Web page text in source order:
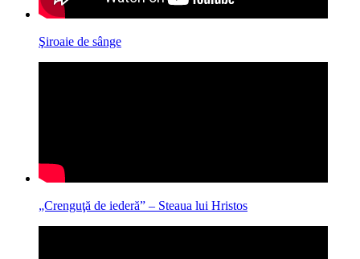
Şiroaie de sânge
„Crenguţă de iederă” – Steaua lui Hristos